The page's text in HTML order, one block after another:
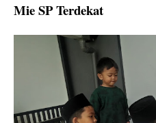
Mie SP Terdekat